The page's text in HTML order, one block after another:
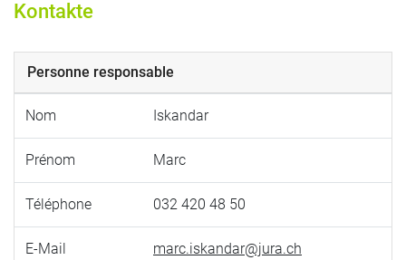
Kontakte
Personne responsable
Nom Iskandar
Prénom Marc
Téléphone 032 420 48 50
E-Mail marc.iskandar@jura.ch